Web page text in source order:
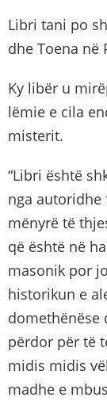
Libri tani po
dhe Toena në
Ky libër u
lëmie e cila
misterit.
“Libri është
nga
mënyrë të
që është në
masonik por
historikun e
domethënëse
përdor për të
midis midis
madhe e